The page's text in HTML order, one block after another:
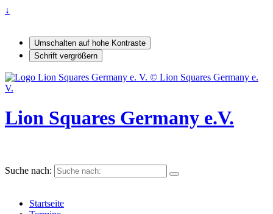
↓
Umschalten auf hohe Kontraste
Schrift vergrößern
Lion Squares Germany e.V.
Suche nach:
Startseite